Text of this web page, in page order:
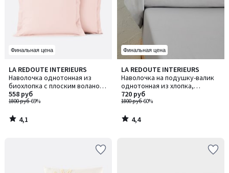
Финальная цена
LA REDOUTE INTERIEURS
Наволочка однотонная из
биохлопка с плоским воланом,
Scenario / Сценарио
1800 руб-69%
558 руб
4,1
/ 5
4,1
/
Финальная цена
LA REDOUTE INTERIEURS
Наволочка на подушку-валик
однотонная из хлопка,
Scenario / Сценарио
1800 руб-60%
720 руб
4,4
/ 5
4,4
/